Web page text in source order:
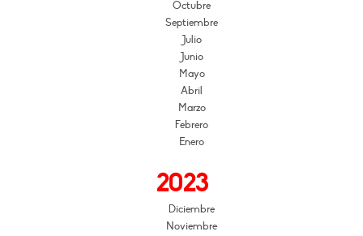
Octubre
Septiembre
Julio
Junio
Mayo
Abril
Marzo
Febrero
Enero
2023
Diciembre
Noviembre